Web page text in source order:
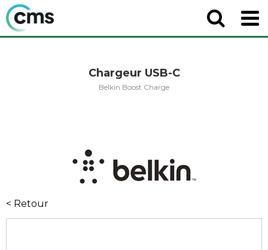
Chargeur USB-C
Belkin Boost Charge
< Retour